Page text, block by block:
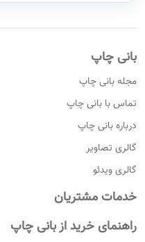
بانی چاپ
مجله بانی چاپ
تماس با بانی چاپ
درباره بانی چاپ
گالری تصاویر
گالری ویدئو
خدمات مشتریان
پیگیری سفارشات
راهنمای خرید از بانی چاپ